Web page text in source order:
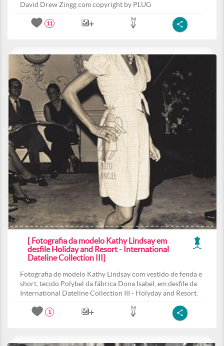
David Drew Zingg com copyright by PLUG
11
[ Fotografia da modelo Kathy Lindsay em
desfile Holiday and Resort - International
Dateline Collection III]
Fotografia de modelo Kathy Lindsay com vestido de fenda e
short, tecido Polybel da fábrica Dona Isabel, em desfile da
International Dateline Collection III - Holyday and Resort.
1